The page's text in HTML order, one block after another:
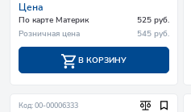
Цена
По карте Материк
525 руб.
Розничная цена
545 руб.
В КОРЗИНУ
Код: 00-00006333